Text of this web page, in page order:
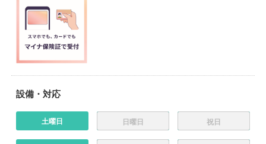
設備・対応
土曜日 日曜日 祝日